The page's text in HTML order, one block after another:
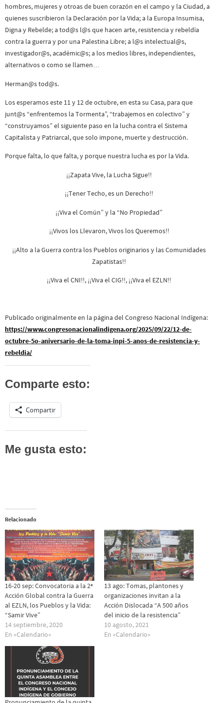
hombres, mujeres y otroas de buen corazón en el campo y la Ciudad, a
quienes suscribieron la Declaración por la Vida; a la Europa Insumisa,
Digna y Rebelde; a tod@s l@s que hacen arte, resistencia y rebeldía
contra la guerra y por una Palestina Libre; a l@s intelectual@s,
investigador@s, académic@s; a los medios libres, independientes,
alternativos o como se llamen…
Herman@s tod@s.
Los esperamos este 11 y 12 de octubre, en esta su Casa, para que
junt@s “enfrentemos la Tormenta”, “trabajemos en colectivo” y
“construyamos” el siguiente paso en la lucha contra el Sistema
Capitalista y Patriarcal, que solo impone, muerte y destrucción.
Porque falta, lo que falta, y porque nuestra lucha es por la Vida.
¡¡Zapata Vive, la Lucha Sigue!!
¡¡Tener Techo, es un Derecho!!
¡¡Viva el Común” y la “No Propiedad”
¡¡Vivos los Llevaron, Vivos los Queremos!!
¡¡Alto a la Guerra contra los Pueblos originarios y las Comunidades
Zapatistas!!
¡¡Viva el CNI!!, ¡¡Viva el CIG!!, ¡¡Viva el EZLN!!
Publicado originalmente en la página del Congreso Nacional Indígena:
https://www.congresonacionalindigena.org/2025/09/22/12-de-
octubre-5o-aniversario-de-la-toma-inpi-5-anos-de-resistencia-y-
rebeldia/
Comparte esto:
Compartir
Me gusta esto:
Relacionado
16-20 sep: Convocatoria a la 2ª
Acción Global contra la Guerra
al EZLN, los Pueblos y la Vida:
“Samir Vive”
14 septiembre, 2020
En «Calendario»
13 ago: Tomas, plantones y
organizaciones invitan a la
Acción Dislocada “A 500 años
del inicio de la resistencia”
10 agosto, 2021
En «Calendario»